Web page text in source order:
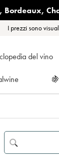
, Bordeaux,
I prezzi sono
del vino
🍇